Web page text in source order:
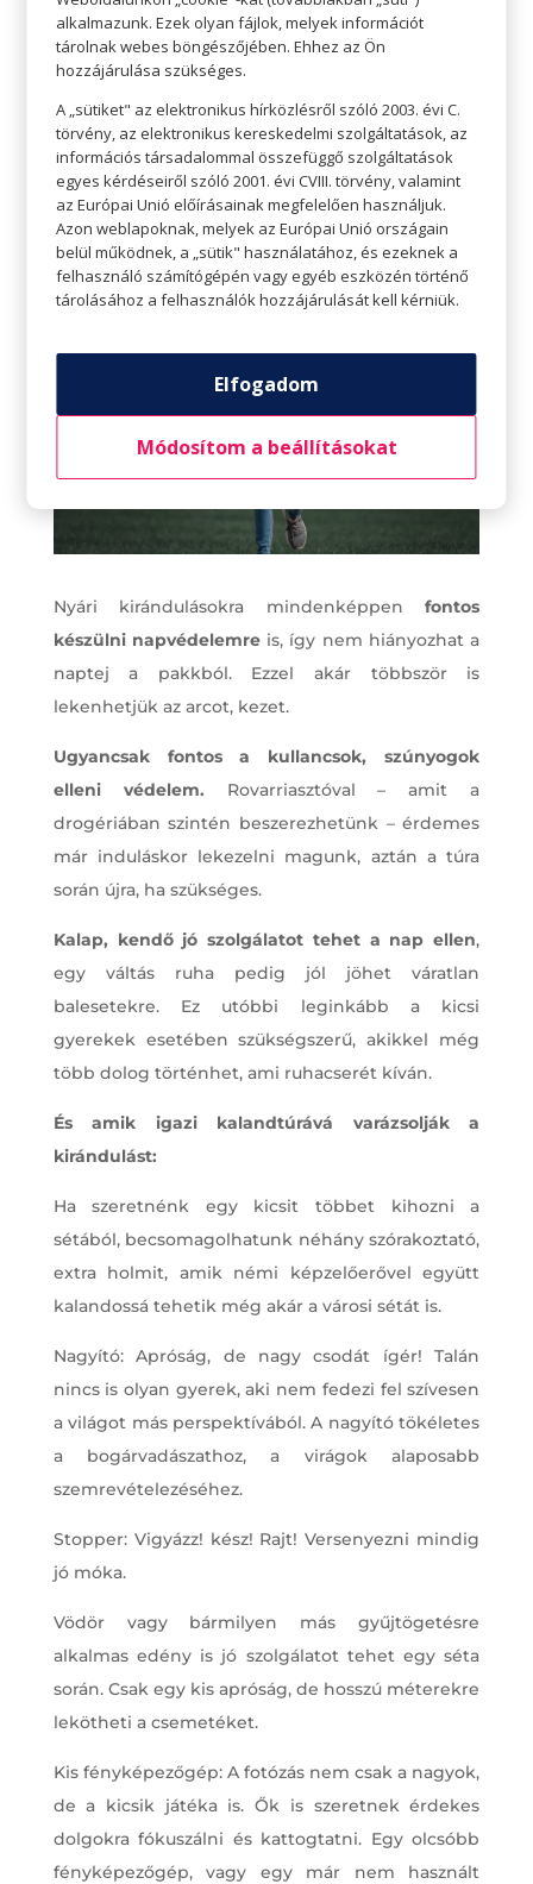
antibakteriális gél, zsebkendő, víz mindig
szükséges lehet. Evés előtt és után, esés után,
mosdó használatakor jó szolgálatot tesz, ha van,
amiben megtörölhetjük a kezünk. Az
üzletközpont drogériájában praktikus mini
csomagokat is találunk ezekből, így nem kell a
nagy, családi kiszerelést magunkkal vinnünk.
Nyári kirándulásokra mindenképpenfontos
készülni napvédelemre is, így nem hiányozhat a
naptej a pakkból. Ezzel akár többször is
lekenhetjük az arcot, kezet.
Ugyancsak fontos a kullancsok, szúnyogok
elleni védelem. Rovarriasztóval – amit a
drogériában szintén beszerezhetünk – érdemes
már induláskor lekezelni magunk, aztán a túra
során újra, ha szükséges.
Kalap, kendő jó szolgálatot tehet a nap ellen,
egy váltás ruha pedig jól jöhet váratlan
balesetekre. Ez utóbbi leginkább a kicsi
gyerekek esetében szükségszerű, akikkel még
több dolog történhet, ami ruhacserét kíván.
És amik igazi kalandtúrává varázsolják a
kirándulást:
Ha szeretnénk egy kicsit többet kihozni a
sétából, becsomagolhatunk néhány szórakoztató,
extra holmit, amik némi képzelőerővel együtt
kalandossá tehetik még akár a városi sétát is.
Nagyító: Apróság, de nagy csodát ígér! Talán
nincs is olyan gyerek, aki nem fedezi fel szívesen
a világot más perspektívából. A nagyító tökéletes
a bogárvadászathoz, a virágok alaposabb
szemrevételezéséhez.
Stopper: Vigyázz! kész! Rajt! Versenyezni mindig
jó móka.
Vödör vagy bármilyen más gyűjtögetésre
alkalmas edény is jó szolgálatot tehet egy séta
során. Csak egy kis apróság, de hosszú méterekre
lekötheti a csemetéket.
Kis fényképezőgép: A fotózás nem csak a nagyok,
de a kicsik játéka is. Ők is szeretnek érdekes
dolgokra fókuszálni és kattogtatni. Egy olcsóbb
fényképezőgép, vagy egy már nem használt
alkalmazunk. Ezek olyan fájlok, melyek információt
tárolnak webes böngészőjében. Ehhez az Ön
hozzájárulása szükséges.
A „sütiket" az elektronikus hírközlésről szóló 2003. évi C.
törvény, az elektronikus kereskedelmi szolgáltatások, az
információs társadalommal összefüggő szolgáltatások
egyes kérdéseiről szóló 2001. évi CVIII. törvény, valamint
az Európai Unió előírásainak megfelelően használjuk.
Azon weblapoknak, melyek az Európai Unió országain
belül működnek, a „sütik" használatához, és ezeknek a
felhasználó számítógépén vagy egyéb eszközén történő
tárolásához a felhasználók hozzájárulását kell kérniük.
Elfogadom
Módosítom a beállításokat